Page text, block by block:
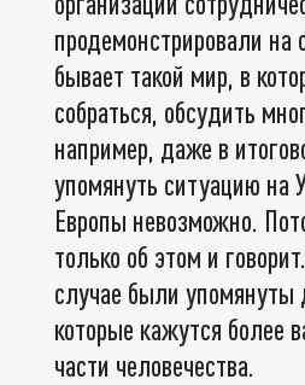
продемонстрировали на
бывает такой мир, в
собраться, обсудить
например, даже в
упомянуть ситуацию на
Европы невозможно.
только об этом и
случае были упомянуты
которые кажутся более
части человечества.